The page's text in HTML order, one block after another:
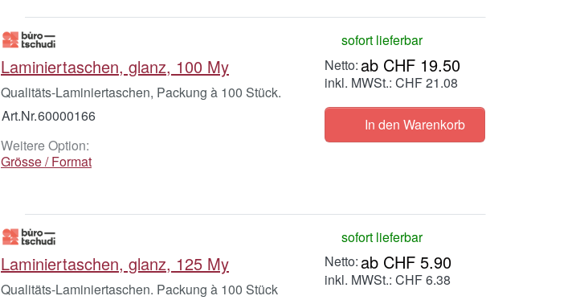
Laminiertaschen, glanz, 100 My
Qualitäts-Laminiertaschen, Packung à 100 Stück.
Art.Nr.60000166
Weitere Option:
Grösse / Format
sofort lieferbar
ab CHF 19.50
inkl. MWSt.: CHF 21.08
In den Warenkorb
Laminiertaschen, glanz, 125 My
Qualitäts-Laminiertaschen. Packung à 100 Stück
sofort lieferbar
ab CHF 5.90
inkl. MWSt.: CHF 6.38